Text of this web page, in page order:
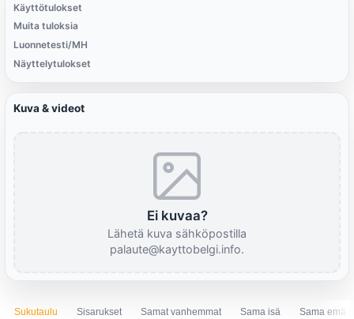
Käyttötulokset
Muita tuloksia
Luonnetesti/MH
Näyttelytulokset
Kuva & videot
Ei kuvaa?
Lähetä kuva sähköpostilla
palaute@kayttobelgi.info.
Sukutaulu Sisarukset Samat vanhemmat Sama isä Sama emä